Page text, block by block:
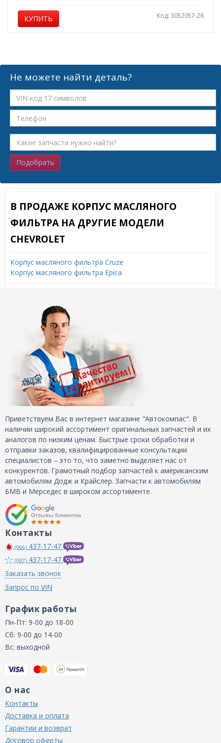
КУПИТЬ Код: 3052057-26
Не можете найти деталь?
Подобрать
В ПРОДАЖЕ КОРПУС МАСЛЯНОГО
ФИЛЬТРА НА ДРУГИЕ МОДЕЛИ
CHEVROLET
Корпус масляного фильтра Cruze
Корпус масляного фильтра Epica
Приветствуем Вас в интернет магазине "Автокомпас". В
наличии широкий ассортимент оригинальных запчастей и их
аналогов по низким ценам. Быстрые сроки обработки и
отправки заказов, квалифицированные консультации
специалистов – это то, что заметно выделяет нас от
конкурентов. Грамотный подбор запчастей к американским
автомобилям Додж и Крайслер. Запчасти к автомобилям
БМВ и Мерседес в широком ассортименте.
Контакты
(066) 437-17-47
(097) 437-17-47
Заказать звонок
Запрос по VIN
График работы
Пн-Пт: 9-00 до 18-00
Сб: 9-00 до 14-00
Вс: выходной
О нас
Контакты
Доставка и оплата
Гарантии и возврат
Договор оферты